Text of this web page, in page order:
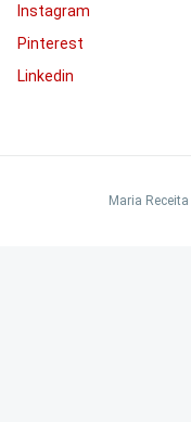
Instagram
Pinterest
Linkedin
Maria